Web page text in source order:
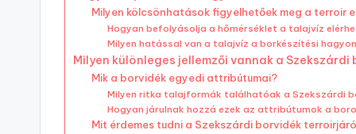
Milyen kölcsönhatások figyelhetőek meg a terroir
Hogyan befolyásolja a hőmérséklet a talajvíz
Milyen hatással van a talajvíz a borkészítési
Milyen különleges jellemzői vannak a
Mik a borvidék egyedi attribútumai?
Milyen ritka talajformák találhatóak a Szekszárdi
Hogyan járulnak hozzá ezek az attribútumok a
Mit érdemes tudni a Szekszárdi borvidék